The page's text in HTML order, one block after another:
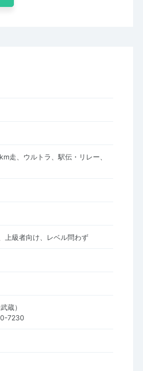
走、ウルトラ、駅伝・リレー、
上級者向け、レベル問わず
蔵）
7230